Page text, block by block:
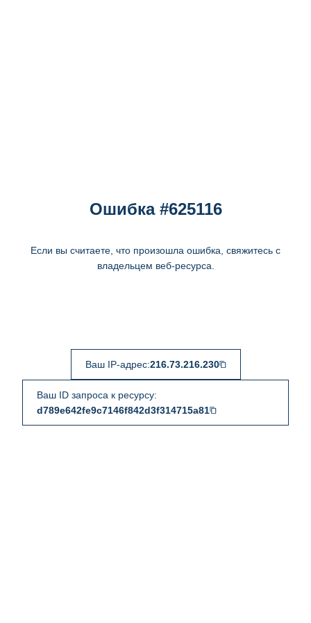
Ошибка #625116
Если вы считаете, что произошла ошибка, свяжитесь с
владельцем веб-ресурса.
Ваш IP-адрес:216.73.216.230
Ваш ID запроса к ресурсу:
d789e642fe9c7146f842d3f314715a81